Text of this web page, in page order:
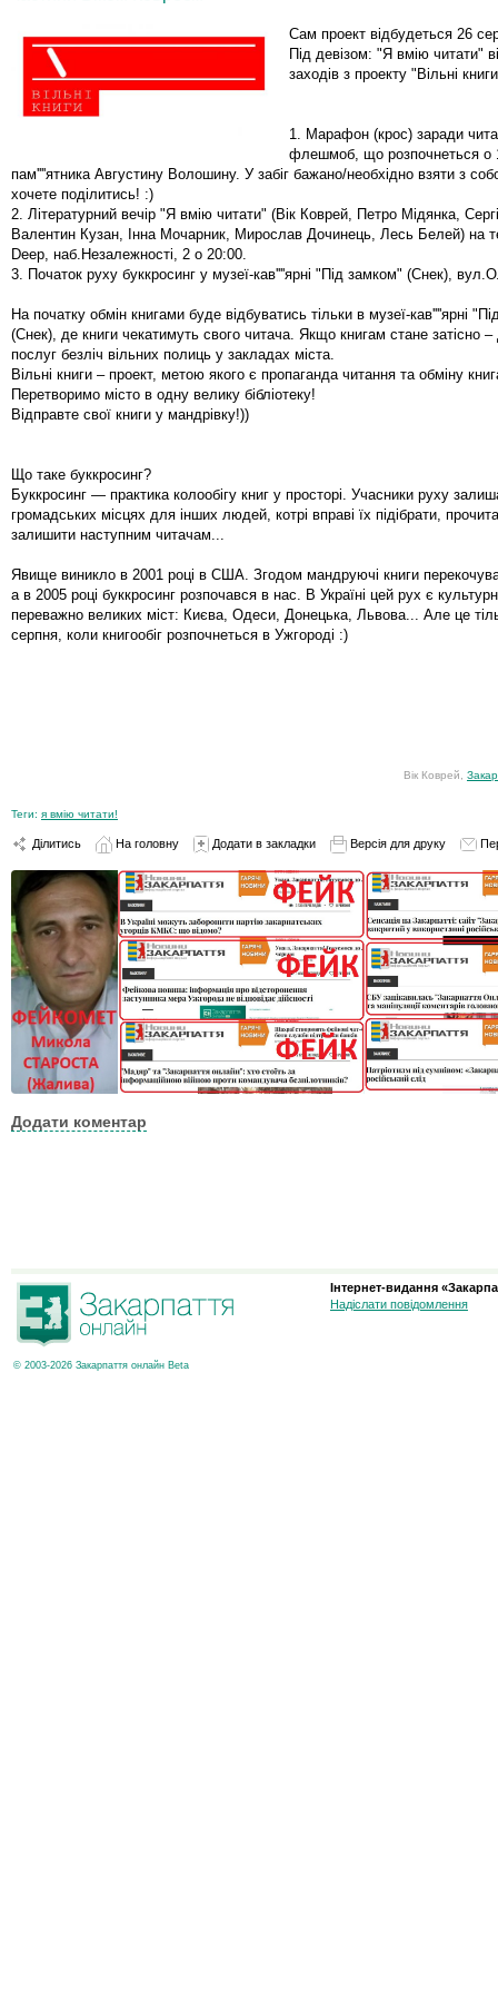
Сам проект відбудеться 26
Під девізом: "Я вмію читати"
заходів з проекту "Вільні
1. Марафон (крос) заради
флешмоб, що розпочнеться о
пам''''ятника Августину Волошину. У забіг бажано/необхідно взяти з
хочете поділитись! :)
2. Літературний вечір "Я вмію читати" (Вік Коврей, Петро Мідянка,
Валентин Кузан, Інна Мочарник, Мирослав Дочинець, Лесь Белей) на
Deep, наб.Незалежності, 2 о 20:00.
3. Початок руху буккросинг у музеї-кав''''ярні "Під замком" (Снек),
На початку обмін книгами буде відбуватись тільки в музеї-кав''''ярні
(Снек), де книги чекатимуть свого читача. Якщо книгам стане затісно
послуг безліч вільних полиць у закладах міста.
Вільні книги – проект, метою якого є пропаганда читання та обміну
Перетворимо місто в одну велику бібліотеку!
Відправте свої книги у мандрівку!))
Що таке буккросинг?
Буккросинг — практика колообігу книг у просторі. Учасники руху
громадських місцях для інших людей, котрі вправі їх підібрати,
залишити наступним читачам...
Явище виникло в 2001 році в США. Згодом мандруючі книги
а в 2005 році буккросинг розпочався в нас. В Україні цей рух є
переважно великих міст: Києва, Одеси, Донецька, Львова... Але це
серпня, коли книгообіг розпочнеться в Ужгороді :)
Вік Коврей,
Теги: я вмію читати!
Ділитись На головну Додати в закладки Версія для друку
Додати коментар
© 2003-2026 Закарпаття онлайн Beta
Інтернет-видання
Надіслати повідомлення